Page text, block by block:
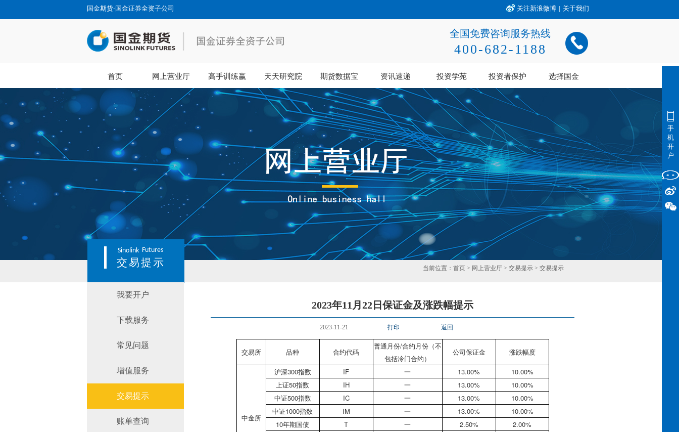
国金期货-国金证券全资子公司 关注新浪微博 | 关于我们
全国免费咨询服务热线
400-682-1188
首页 网上营业厅 高手训练赢 天天研究院 期货数据宝 资讯速递 投资学苑 投资者保护 选择国金
Sinolink Futures
交易提示 当前位置： 首页 > 网上营业厅 > 交易提示 > 交易提示
我要开户
下载服务
常见问题
增值服务
交易提示
账单查询
2023年11月22日保证金及涨跌幅提示
2023-11-21 打印 返回
交易所 品种 合约代码
普通月份/合约月份（不
包括冷门合约）
公司保证金 涨跌幅度
中金所
沪深300指数 IF 一 13.00%
10.00%
上证50指数
IH 一 13.00%
10.00%
中证500指数
IC 一 13.00%
10.00%
中证1000指数
IM 一 13.00%
10.00%
10年期国债
T 一 2.50%
2.00%
手
机
开
户